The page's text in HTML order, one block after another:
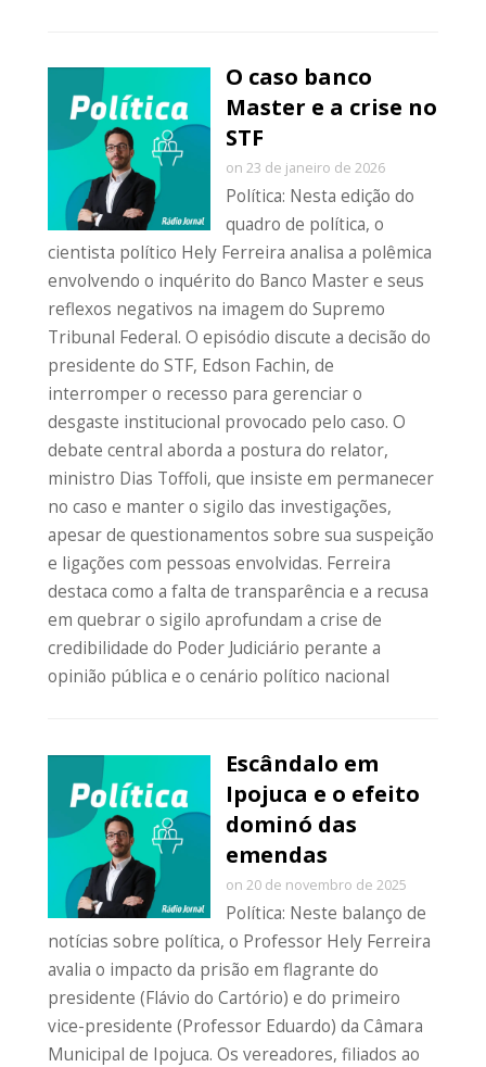
O caso banco
Master e a crise no
STF
on 23 de janeiro de 2026
Política: Nesta edição do
quadro de política, o
cientista político Hely Ferreira analisa a polêmica
envolvendo o inquérito do Banco Master e seus
reflexos negativos na imagem do Supremo
Tribunal Federal. O episódio discute a decisão do
presidente do STF, Edson Fachin, de
interromper o recesso para gerenciar o
desgaste institucional provocado pelo caso. O
debate central aborda a postura do relator,
ministro Dias Toffoli, que insiste em permanecer
no caso e manter o sigilo das investigações,
apesar de questionamentos sobre sua suspeição
e ligações com pessoas envolvidas. Ferreira
destaca como a falta de transparência e a recusa
em quebrar o sigilo aprofundam a crise de
credibilidade do Poder Judiciário perante a
opinião pública e o cenário político nacional
Escândalo em
Ipojuca e o efeito
dominó das
emendas
on 20 de novembro de 2025
Política: Neste balanço de
notícias sobre política, o Professor Hely Ferreira
avalia o impacto da prisão em flagrante do
presidente (Flávio do Cartório) e do primeiro
vice-presidente (Professor Eduardo) da Câmara
Municipal de Ipojuca. Os vereadores, filiados ao